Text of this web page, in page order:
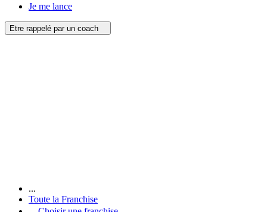
Je me lance
Etre rappelé par un coach
...
Toute la Franchise